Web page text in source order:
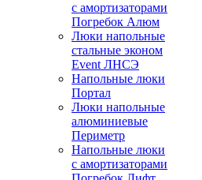
с амортизаторами
Погребок Алюм
Люки напольные
стальные эконом
Event ЛНСЭ
Напольные люки
Портал
Люки напольные
алюминиевые
Периметр
Напольные люки
с амортизаторами